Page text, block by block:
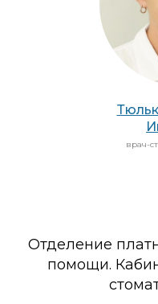
врач-
Отделение
помощи.